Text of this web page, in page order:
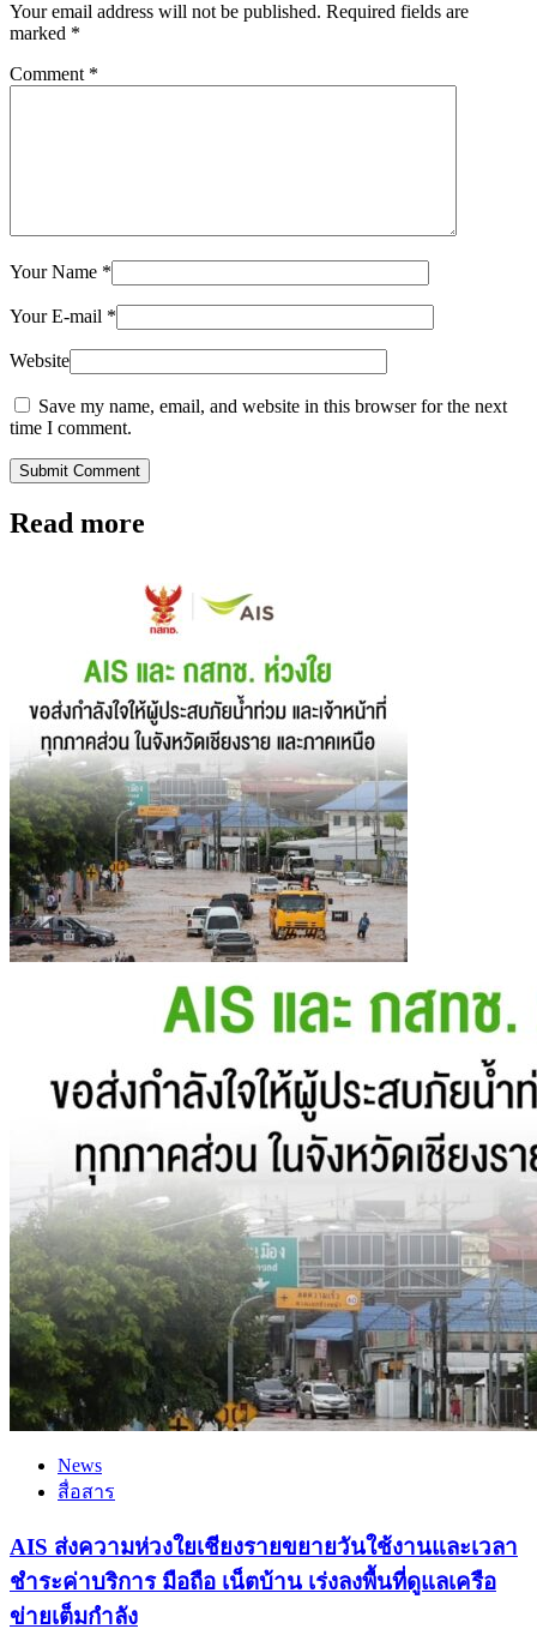
Your email address will not be published. Required fields are
marked *
Comment *
Your Name *
Your E-mail *
Website
Save my name, email, and website in this browser for the next
time I comment.
Submit Comment
Read more
News
สื่อสาร
AIS ส่งความห่วงใยเชียงรายขยายวันใช้งานและเวลา
ชำระค่าบริการ มือถือ เน็ตบ้าน เร่งลงพื้นที่ดูแลเครือ
ข่ายเต็มกำลัง